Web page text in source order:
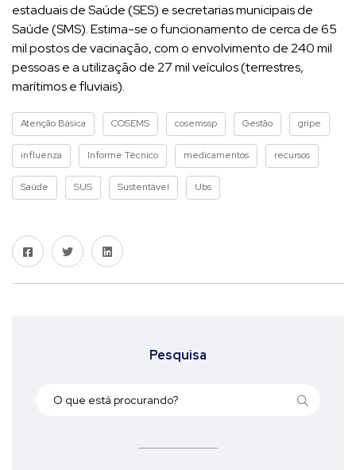
estaduais de Saúde (SES) e secretarias municipais de
Saúde (SMS). Estima-se o funcionamento de cerca de 65
mil postos de vacinação, com o envolvimento de 240 mil
pessoas e a utilização de 27 mil veículos (terrestres,
marítimos e fluviais).
Atenção Básica COSEMS cosemssp Gestão gripe
influenza Informe Técnico medicamentos recursos
Saúde SUS Sustentável Ubs
Pesquisa